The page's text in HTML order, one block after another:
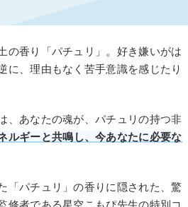
の香り「パチュリ」。好き嫌いがは
に、理由もなく苦手意識を感じたり
、あなたの魂が、パチュリの持つ非
ルギーと共鳴し、今あなたに必要な
「パチュリ」の香りに隠された、驚